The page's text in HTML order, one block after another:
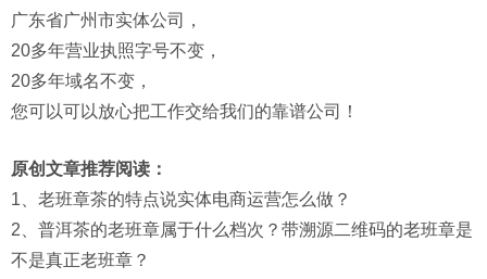
广东省广州市实体公司，
20多年营业执照字号不变，
20多年域名不变，
您可以可以放心把工作交给我们的靠谱公司！
原创文章推荐阅读：
1、 老班章茶的特点说实体电商运营怎么做？
2、 普洱茶的老班章属于什么档次？带溯源二维码的老班章是
不是真正老班章？